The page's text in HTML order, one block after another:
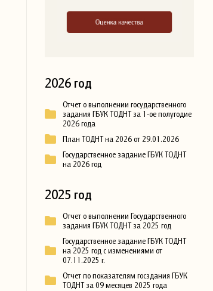
2026 год
Отчет о выполнении государственного
задания ГБУК ТОДНТ за 1-ое полугодие
2026 года
План ТОДНТ на 2026 от 29.01.2026
Государственное задание ГБУК ТОДНТ
на 2026 год
2025 год
Отчет о выполнении Государственного
задания ГБУК ТОДНТ за 2025 год
Государственное задание ГБУК ТОДНТ
на 2025 год с изменениями от
07.11.2025 г.
Отчет по показателям госздания ГБУК
ТОДНТ за 09 месяцев 2025 года